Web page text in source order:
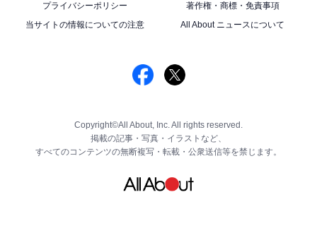
プライバシーポリシー
著作権・商標・免責事項
当サイトの情報についての注意
All About ニュースについて
Copyright©All About, Inc. All rights reserved.
掲載の記事・写真・イラストなど、
すべてのコンテンツの無断複写・転載・公衆送信等を禁じます。